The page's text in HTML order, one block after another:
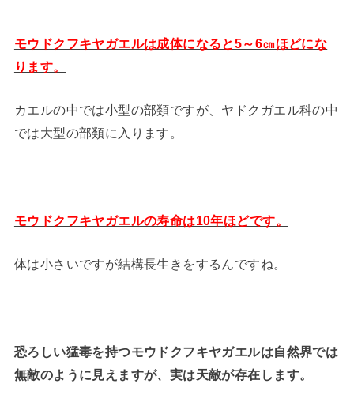
モウドクフキヤガエルは成体になると5～6㎝ほどにな
ります。
カエルの中では小型の部類ですが、ヤドクガエル科の中
では大型の部類に入ります。
モウドクフキヤガエルの寿命は10年ほどです。
体は小さいですが結構長生きをするんですね。
恐ろしい猛毒を持つモウドクフキヤガエルは自然界では
無敵のように見えますが、実は天敵が存在します。